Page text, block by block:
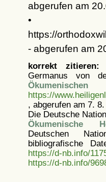
abgerufen am
•
https://
- abgerufen am
korrekt zitieren:
Germanus von
Ökumenischen
https://
, abgerufen am 7. 8.
Die Deutsche
Ökumenische
Deutschen
bibliografische
https://d-nb.info/
https://d-nb.info/